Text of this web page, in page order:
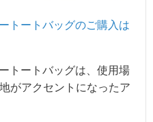
トートバッグのご購入は
トートバッグは、使用場
がアクセントになったア